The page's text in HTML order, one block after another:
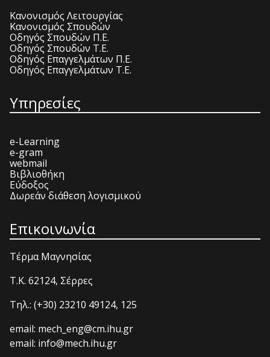
Κανονισμός Λειτουργίας
Κανονισμός Σπουδών
Οδηγός Σπουδών Π.Ε.
Οδηγός Σπουδών Τ.Ε.
Οδηγός Επαγγελμάτων Π.Ε.
Οδηγός Επαγγελμάτων Τ.Ε.
Υπηρεσίες
e-Learning
e-gram
webmail
Βιβλιοθήκη
Εύδοξος
Δωρεάν διάθεση λογισμικού
Επικοινωνία
Τέρμα Μαγνησίας
T.K. 62124, Σέρρες
Τηλ.: (+30) 23210 49124, 125
email: mech_eng@cm.ihu.gr
email: info@mech.ihu.gr